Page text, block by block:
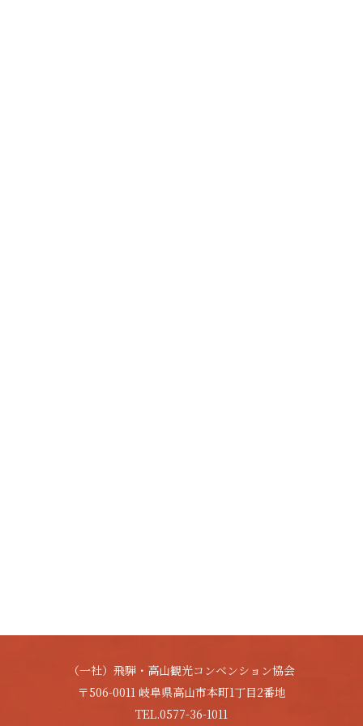
（一社）飛騨・高山観光コンベンション協会
〒506-0011 岐阜県高山市本町1丁目2番地
TEL.0577-36-1011